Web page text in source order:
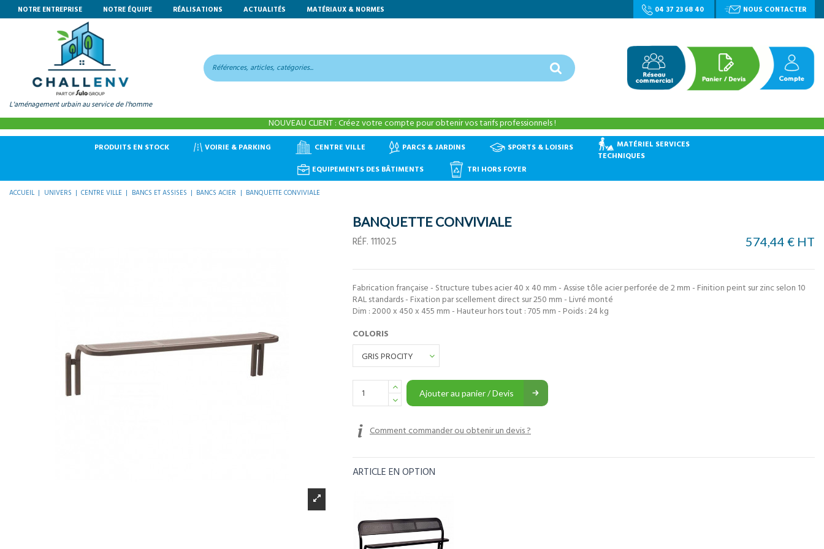
NOTRE ENTREPRISE NOTRE ÉQUIPE RÉALISATIONS ACTUALITÉS MATÉRIAUX & NORMES 04 37 23 68 40 NOUS CONTACTER
L'aménagement urbain au service de l'homme
NOUVEAU CLIENT : Créez votre compte pour obtenir vos tarifs professionnels !
PRODUITS EN STOCK VOIRIE & PARKING CENTRE VILLE PARCS & JARDINS SPORTS & LOISIRS
MATÉRIEL SERVICES
TECHNIQUES
EQUIPEMENTS DES BÂTIMENTS
TRI HORS FOYER
ACCUEIL UNIVERS CENTRE VILLE BANCS ET ASSISES BANCS ACIER BANQUETTE CONVIVIALE
BANQUETTE CONVIVIALE
RÉF. 111025 574,44 € HT
Fabrication française - Structure tubes acier 40 x 40 mm - Assise tôle acier perforée de 2 mm - Finition peint sur zinc selon 10
RAL standards - Fixation par scellement direct sur 250 mm - Livré monté
Dim : 2000 x 450 x 455 mm - Hauteur hors tout : 705 mm - Poids : 24 kg
COLORIS
Ajouter au panier / Devis
Comment commander ou obtenir un devis ?
ARTICLE EN OPTION